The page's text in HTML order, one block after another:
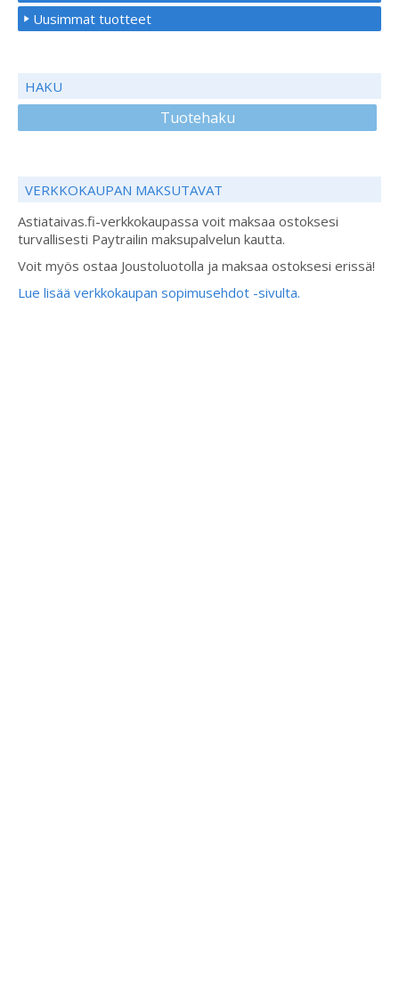
Uusimmat tuotteet
HAKU
Tuotehaku
VERKKOKAUPAN MAKSUTAVAT
Astiataivas.fi-verkkokaupassa voit maksaa ostoksesi
turvallisesti Paytrailin maksupalvelun kautta.
Voit myös ostaa Joustoluotolla ja maksaa ostoksesi erissä!
Lue lisää verkkokaupan sopimusehdot -sivulta.